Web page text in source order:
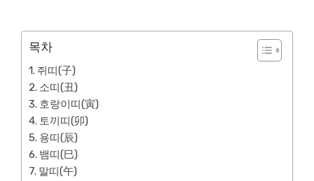
목차
쥐띠(子)
소띠(丑)
호랑이띠(寅)
토끼띠(卯)
용띠(辰)
뱀띠(巳)
말띠(午)